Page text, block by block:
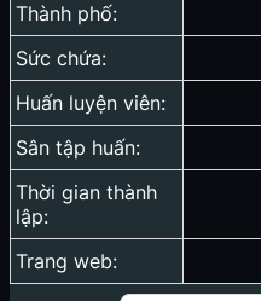
Thành phố:
Sức chứa:
Huấn luyện viên:
Sân tập huấn:
Thời gian thành
lập:
Trang web: